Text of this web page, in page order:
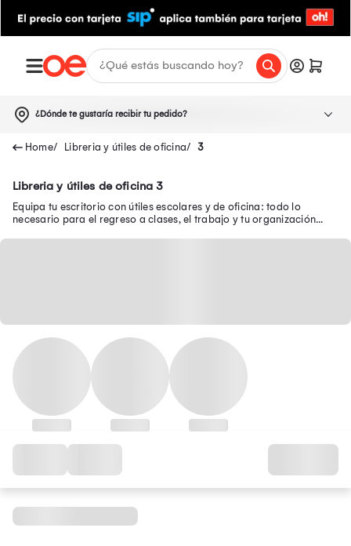
¿Dónde te gustaría recibir tu pedido?
Libreria y útiles de oficina 3
Libreria y útiles de oficina 3
Equipa tu escritorio con útiles escolares y de oficina: todo lo
necesario para el regreso a clases, el trabajo y tu organización